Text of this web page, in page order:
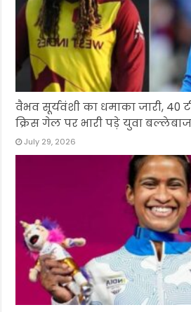
वैभव सूर्यवंशी का धमाका जारी,
क्रिस गेल पर भारी पड़े युवा बल्लेबाज
July 29, 2026